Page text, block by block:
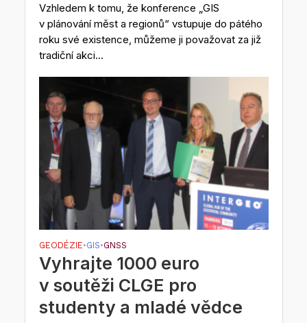
Vzhledem k tomu, že konference „GIS
v plánování měst a regionů“ vstupuje do pátého
roku své existence, můžeme ji považovat za již
tradiční akci...
GEODÉZIE•GIS•GNSS
Vyhrajte 1000 euro
v soutěži CLGE pro
studenty a mladé vědce